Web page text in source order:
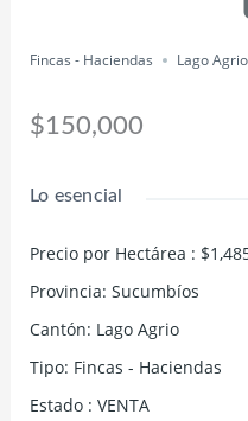
Fincas - Haciendas Lago Agrio
$150,000
Lo esencial
Precio por Hectárea :
Provincia: Sucumbíos
Cantón: Lago Agrio
Tipo: Fincas - Haciendas
Estado : VENTA